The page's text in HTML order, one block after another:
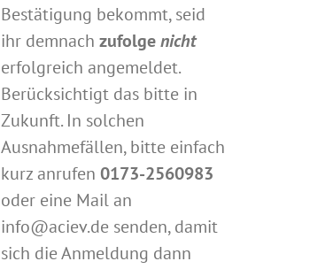
Bestätigung bekommt, seid
ihr demnach zufolgenicht
erfolgreich angemeldet.
Berücksichtigt das bitte in
Zukunft. In solchen
Ausnahmefällen, bitte einfach
kurz anrufen 0173-2560983
oder eine Mail an
info@aciev.de senden, damit
sich die Anmeldung dann